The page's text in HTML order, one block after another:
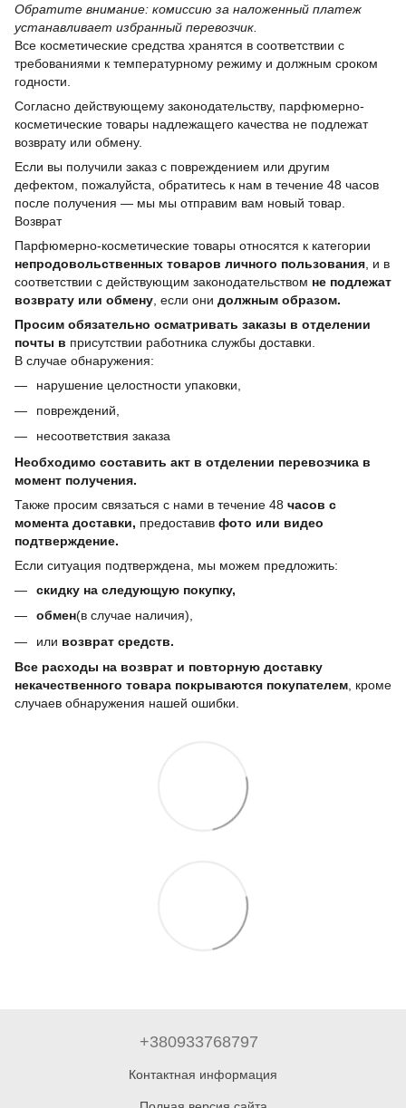
Обратите внимание: комиссию за наложенный платеж
устанавливает избранный перевозчик.
Все косметические средства хранятся в соответствии с
требованиями к температурному режиму и должным сроком
годности.
Согласно действующему законодательству, парфюмерно-
косметические товары надлежащего качества не подлежат
возврату или обмену.
Если вы получили заказ с повреждением или другим
дефектом, пожалуйста, обратитесь к нам в течение 48 часов
после получения — мы мы отправим вам новый товар.
Возврат
Парфюмерно-косметические товары относятся к категории
непродовольственных товаров личного пользования , и в
соответствии с действующим законодательством не подлежат
возврату или обмену , если они должным образом.
Просим обязательно осматривать заказы в отделении
почты в присутствии работника службы доставки.
В случае обнаружения:
нарушение целостности упаковки,
повреждений,
несоответствия заказа
Необходимо составить акт в отделении перевозчика в
момент получения.
Также просим связаться с нами в течение 48 часов с
момента доставки, предоставив фото или видео
подтверждение.
Если ситуация подтверждена, мы можем предложить:
скидку на следующую покупку,
обмен(в случае наличия),
или возврат средств.
Все расходы на возврат и повторную доставку
некачественного товара покрываются покупателем , кроме
случаев обнаружения нашей ошибки.
+380933768797
Контактная информация